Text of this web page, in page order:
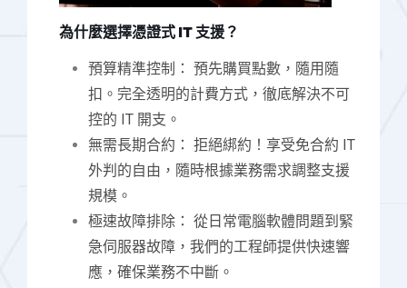
為什麼選擇憑證式 IT 支援？
預算精準控制： 預先購買點數，隨用隨
扣。完全透明的計費方式，徹底解決不可
控的 IT 開支。
無需長期合約： 拒絕綁約！享受免合約 IT
外判的自由，隨時根據業務需求調整支援
規模。
極速故障排除： 從日常電腦軟體問題到緊
急伺服器故障，我們的工程師提供快速響
應，確保業務不中斷。